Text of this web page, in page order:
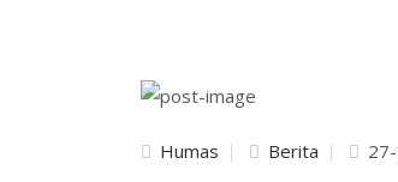
Humas Berita